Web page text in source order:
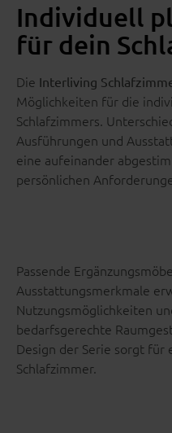
Individuell
für dein
Die Interliving
Möglichkeiten für die
Schlafzimmers.
Ausführungen und
eine aufeinander
persönlichen
Passende
Ausstattungsmerkmale
Nutzungsmöglichkeiten
bedarfsgerechte
Design der Serie sorgt für
Schlafzimmer.